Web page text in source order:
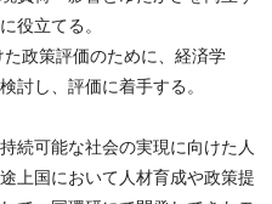
役立てる。
政策評価のために、経済学
討し、評価に着手する。
続可能な社会の実現に向けた人
上国において人材育成や政策提